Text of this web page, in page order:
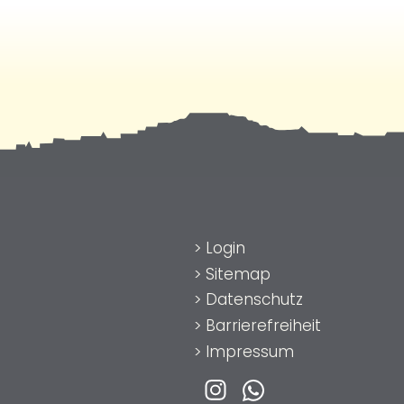
> Login
> Sitemap
> Datenschutz
> Barrierefreiheit
> Impressum